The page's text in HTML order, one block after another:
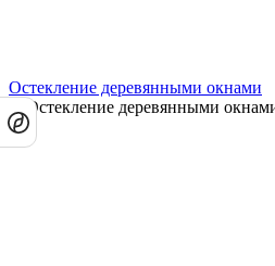
Остекление деревянными окнами